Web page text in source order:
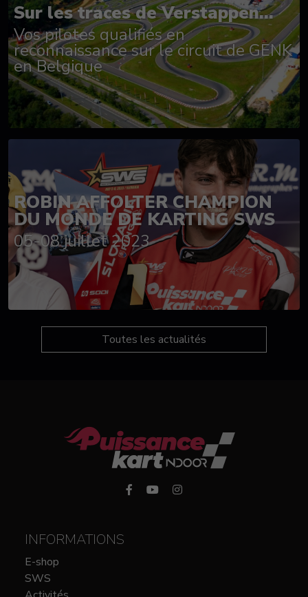
Sur les traces de Verstappen...
Vos pilotes qualifiés en
reconnaissance sur le circuit de GENK
en Belgique
ROBIN AFFOLTER CHAMPION
DU MONDE DE KARTING SWS
05-08 juillet 2023
Toutes les actualités
INFORMATIONS
E-shop
SWS